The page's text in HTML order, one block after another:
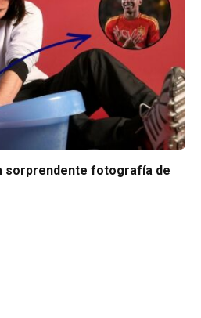
sorprendente fotografía de